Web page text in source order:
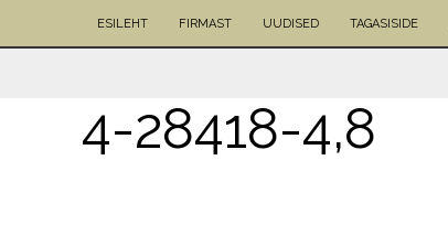
ESILEHT FIRMAST UUDISED TAGASISIDE
4-28418-4,8